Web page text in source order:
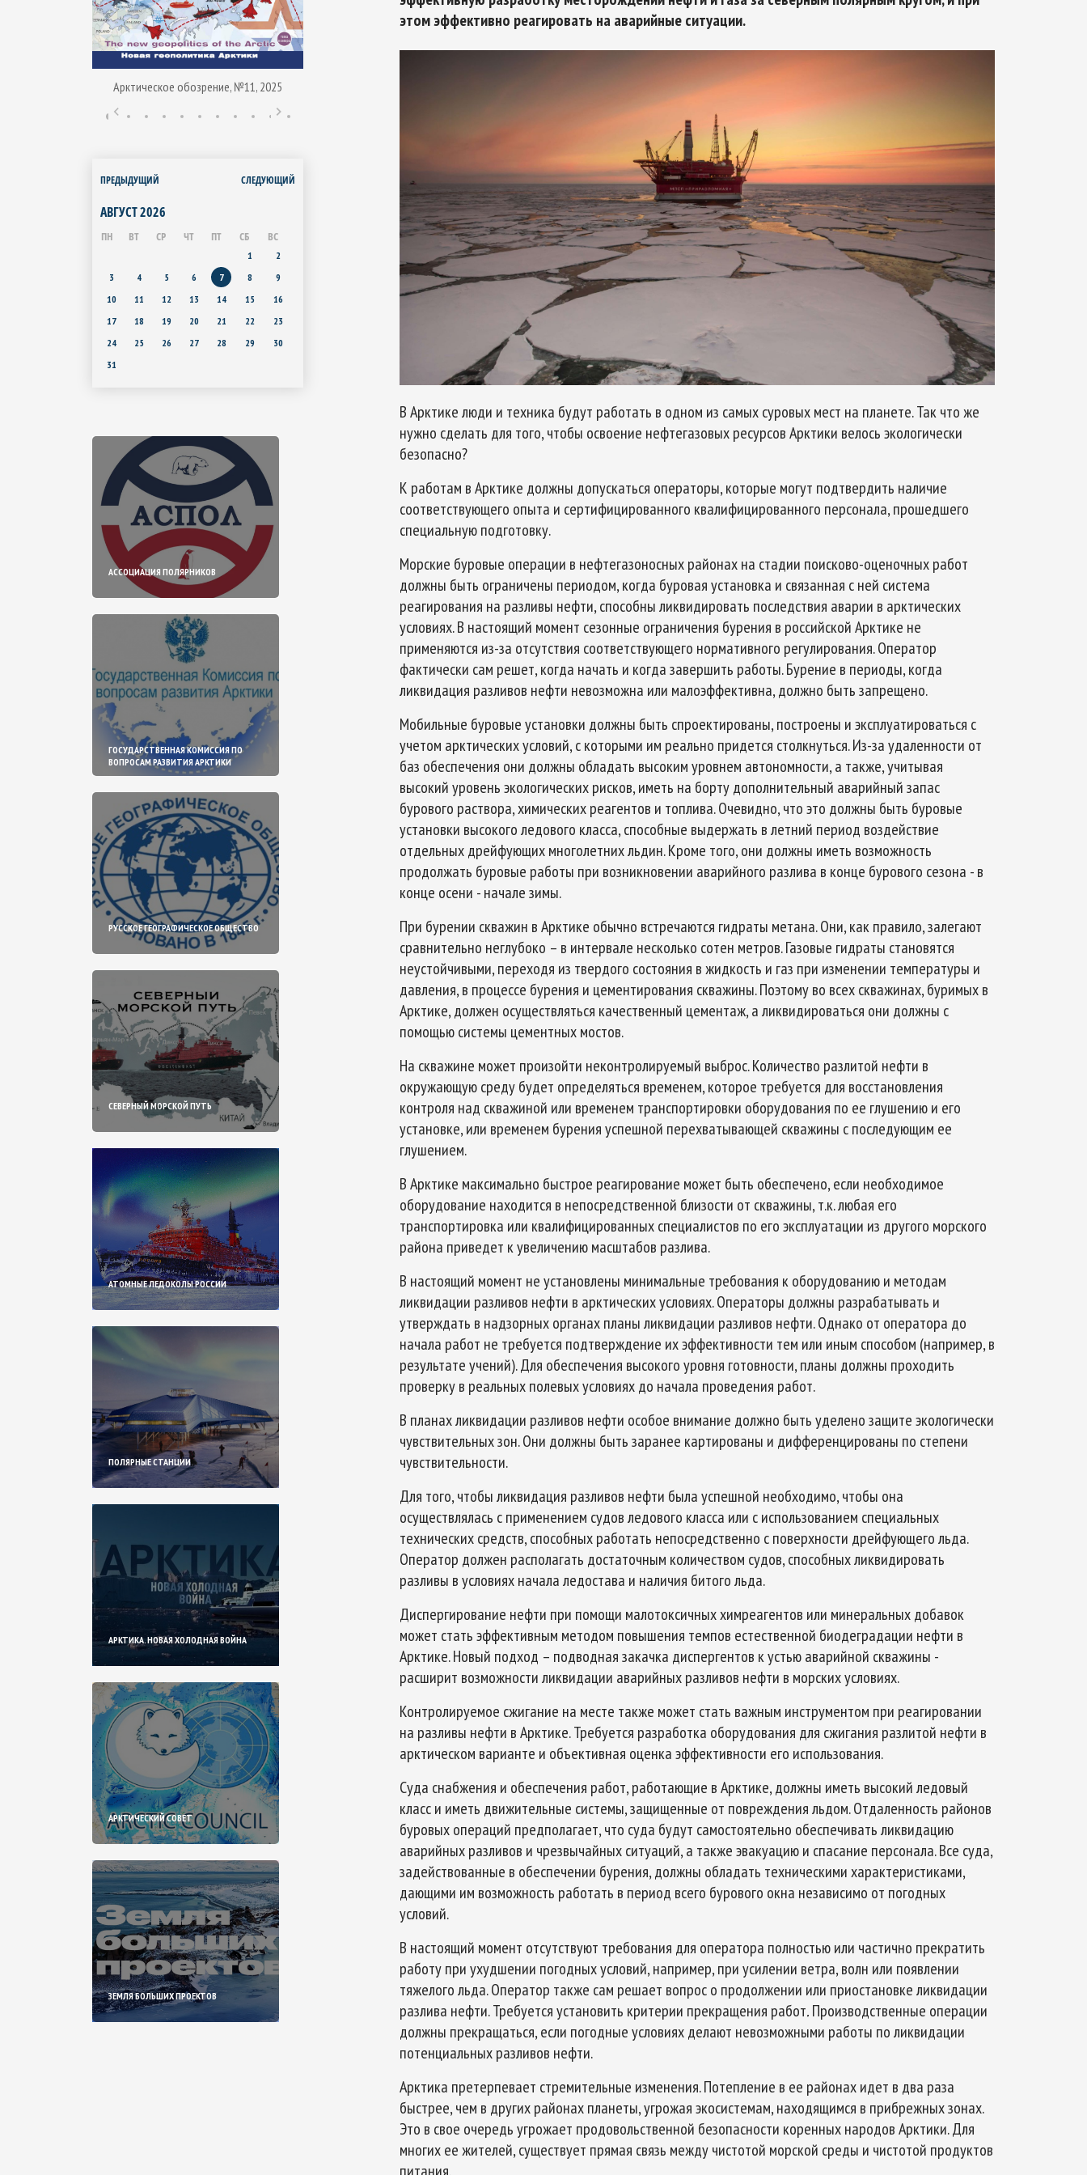
Арктическое обозрение, №11, 2025
ПРЕДЫДУЩИЙ СЛЕДУЮЩИЙ
АВГУСТ2026
ПН ВТ СР ЧТ ПТ СБ ВС
1
2
3
4 5 6 7 8
9
10
11 12 13 14 15
16
17
18 19 20 21 22
23
24
25 26 27 28 29
30
31
АССОЦИАЦИЯ ПОЛЯРНИКОВ
ГОСУДАРСТВЕННАЯ КОМИССИЯ ПО
ВОПРОСАМ РАЗВИТИЯ АРКТИКИ
РУССКОЕ ГЕОГРАФИЧЕСКОЕ ОБЩЕСТВО
СЕВЕРНЫЙ МОРСКОЙ ПУТЬ
АТОМНЫЕ ЛЕДОКОЛЫ РОССИИ
ПОЛЯРНЫЕ СТАНЦИИ
АРКТИКА. НОВАЯ ХОЛОДНАЯ ВОЙНА
АРКТИЧЕСКИЙ СОВЕТ
ЗЕМЛЯ БОЛЬШИХ ПРОЕКТОВ
этом эффективно реагировать на аварийные ситуации.
В Арктике люди и техника будут работать в одном из самых суровых мест на планете. Так что же
нужно сделать для того, чтобы освоение нефтегазовых ресурсов Арктики велось экологически
безопасно?
К работам в Арктике должны допускаться операторы, которые могут подтвердить наличие
соответствующего опыта и сертифицированного квалифицированного персонала, прошедшего
специальную подготовку.
Морские буровые операции в нефтегазоносных районах на стадии поисково-оценочных работ
должны быть ограничены периодом, когда буровая установка и связанная с ней система
реагирования на разливы нефти, способны ликвидировать последствия аварии в арктических
условиях. В настоящий момент сезонные ограничения бурения в российской Арктике не
применяются из-за отсутствия соответствующего нормативного регулирования. Оператор
фактически сам решет, когда начать и когда завершить работы. Бурение в периоды, когда
ликвидация разливов нефти невозможна или малоэффективна, должно быть запрещено.
Мобильные буровые установки должны быть спроектированы, построены и эксплуатироваться с
учетом арктических условий, с которыми им реально придется столкнуться. Из-за удаленности от
баз обеспечения они должны обладать высоким уровнем автономности, а также, учитывая
высокий уровень экологических рисков, иметь на борту дополнительный аварийный запас
бурового раствора, химических реагентов и топлива. Очевидно, что это должны быть буровые
установки высокого ледового класса, способные выдержать в летний период воздействие
отдельных дрейфующих многолетних льдин. Кроме того, они должны иметь возможность
продолжать буровые работы при возникновении аварийного разлива в конце бурового сезона - в
конце осени - начале зимы.
При бурении скважин в Арктике обычно встречаются гидраты метана. Они, как правило, залегают
сравнительно неглубоко – в интервале несколько сотен метров. Газовые гидраты становятся
неустойчивыми, переходя из твердого состояния в жидкость и газ при изменении температуры и
давления, в процессе бурения и цементирования скважины. Поэтому во всех скважинах, буримых в
Арктике, должен осуществляться качественный цементаж, а ликвидироваться они должны с
помощью системы цементных мостов.
На скважине может произойти неконтролируемый выброс. Количество разлитой нефти в
окружающую среду будет определяться временем, которое требуется для восстановления
контроля над скважиной или временем транспортировки оборудования по ее глушению и его
установке, или временем бурения успешной перехватывающей скважины с последующим ее
глушением.
В Арктике максимально быстрое реагирование может быть обеспечено, если необходимое
оборудование находится в непосредственной близости от скважины, т.к. любая его
транспортировка или квалифицированных специалистов по его эксплуатации из другого морского
района приведет к увеличению масштабов разлива.
В настоящий момент не установлены минимальные требования к оборудованию и методам
ликвидации разливов нефти в арктических условиях. Операторы должны разрабатывать и
утверждать в надзорных органах планы ликвидации разливов нефти. Однако от оператора до
начала работ не требуется подтверждение их эффективности тем или иным способом (например, в
результате учений). Для обеспечения высокого уровня готовности, планы должны проходить
проверку в реальных полевых условиях до начала проведения работ.
В планах ликвидации разливов нефти особое внимание должно быть уделено защите экологически
чувствительных зон. Они должны быть заранее картированы и дифференцированы по степени
чувствительности.
Для того, чтобы ликвидация разливов нефти была успешной необходимо, чтобы она
осуществлялась с применением судов ледового класса или с использованием специальных
технических средств, способных работать непосредственно с поверхности дрейфующего льда.
Оператор должен располагать достаточным количеством судов, способных ликвидировать
разливы в условиях начала ледостава и наличия битого льда.
Диспергирование нефти при помощи малотоксичных химреагентов или минеральных добавок
может стать эффективным методом повышения темпов естественной биодеградации нефти в
Арктике. Новый подход – подводная закачка диспергентов к устью аварийной скважины -
расширит возможности ликвидации аварийных разливов нефти в морских условиях.
Контролируемое сжигание на месте также может стать важным инструментом при реагировании
на разливы нефти в Арктике. Требуется разработка оборудования для сжигания разлитой нефти в
арктическом варианте и объективная оценка эффективности его использования.
Суда снабжения и обеспечения работ, работающие в Арктике, должны иметь высокий ледовый
класс и иметь движительные системы, защищенные от повреждения льдом. Отдаленность районов
буровых операций предполагает, что суда будут самостоятельно обеспечивать ликвидацию
аварийных разливов и чрезвычайных ситуаций, а также эвакуацию и спасание персонала. Все суда,
задействованные в обеспечении бурения, должны обладать техническими характеристиками,
дающими им возможность работать в период всего бурового окна независимо от погодных
условий.
В настоящий момент отсутствуют требования для оператора полностью или частично прекратить
работу при ухудшении погодных условий, например, при усилении ветра, волн или появлении
тяжелого льда. Оператор также сам решает вопрос о продолжении или приостановке ликвидации
разлива нефти. Требуется установить критерии прекращения работ.Производственные операции
должны прекращаться, если погодные условиях делают невозможными работы по ликвидации
потенциальных разливов нефти.
Арктика претерпевает стремительные изменения. Потепление в ее районах идет в два раза
быстрее, чем в других районах планеты, угрожая экосистемам, находящимся в прибрежных зонах.
Это в свое очередь угрожает продовольственной безопасности коренных народов Арктики. Для
многих ее жителей, существует прямая связь между чистотой морской среды и чистотой продуктов